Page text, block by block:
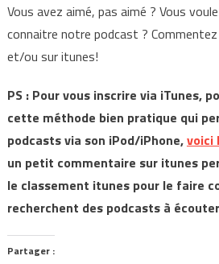
Vous avez aimé, pas aimé ? Vous
connaitre notre podcast ?
et/ou sur itunes!
PS : Pour vous inscrire via iTunes,
cette méthode bien pratique qui
podcasts via son iPod/iPhone,voici
un petit commentaire sur itunes
le classement itunes pour le faire
recherchent des podcasts à
Partager :